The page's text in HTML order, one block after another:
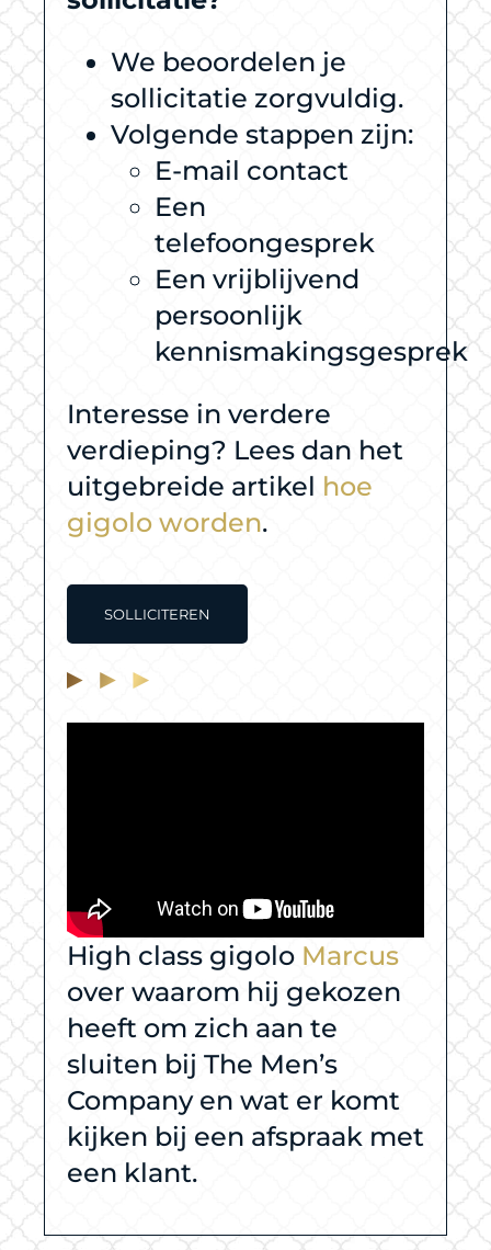
We beoordelen je
sollicitatie zorgvuldig.
Volgende stappen zijn:
E-mail contact
Een
telefoongesprek
Een vrijblijvend
persoonlijk
kennismakingsgesprek
Interesse in verdere
verdieping? Lees dan het
uitgebreide artikel hoe
gigolo worden.
SOLLICITEREN
High class gigolo Marcus
over waarom hij gekozen
heeft om zich aan te
sluiten bij The Men’s
Company en wat er komt
kijken bij een afspraak met
een klant.